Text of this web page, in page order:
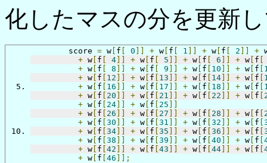
化したマスの分を更新
	score
= w [ f [ 0 ]] + w [ f [ 1 ]] + w [ f [ 2 ]] +
+ w [ f [ 4]] + w [ f [ 5 ]] + w [ f [ 6 ]] + w [ f [
+ w [ f [ 8 ]] + w [ f [ 9 ]] + w [ f [ 10 ]] + w [ f [
+ w [ f [ 12 ]] + w [ f [ 13 ]] + w [ f [ 14]] + w [ f [
+ w [ f [ 16 ]] + w [ f [ 17 ]] + w [ f [ 18 ]] + w [ f [
+ w [ f [ 20 ]] + w [ f [ 21 ]] + w [ f [ 22 ]] + w [ f [
+ w [ f [ 24]] + w [ f [ 25 ]]
+ w [ f [ 26 ]] + w [ f [ 27 ]] + w [ f [ 28 ]] + w [ f [
+ w [ f [30 ]] + w [ f [31 ]] + w [ f [32 ]] + w [ f [
+ w [ f [34]] + w [ f [35 ]] + w [ f [36 ]] + w [ f [
+ w [ f [38 ]] + w [ f [39 ]] + w [ f [40 ]] + w [ f [
+ w [ f [42 ]] + w [ f [43 ]] + w [ f [44]] + w [ f [
+ w [ f [46 ]];